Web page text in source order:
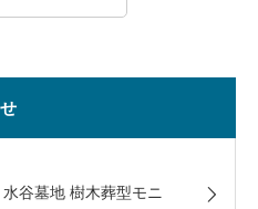
谷墓地 樹木葬型モニ